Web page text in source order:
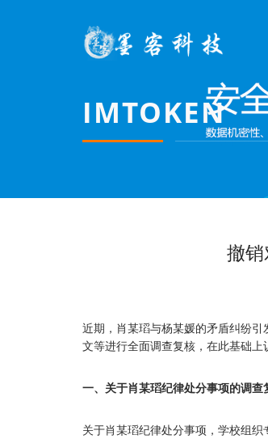
IMTOKEN
撤
近期，肖某瑫与杨某媛的矛盾纠纷
文等进行全面调查复核，在此基础上
一、关于肖某瑫纪律处分事项的调查
关于肖某瑫纪律处分事项，学校组